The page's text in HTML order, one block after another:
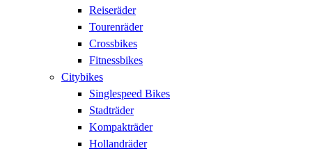
Reiseräder
Tourenräder
Crossbikes
Fitnessbikes
Citybikes
Singlespeed Bikes
Stadträder
Kompakträder
Hollandräder